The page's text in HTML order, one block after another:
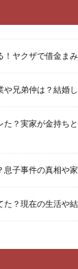
ヤクザで借金ま
兄弟仲は？結婚
？実家が金持ち
子事件の真相や
？現在の生活や